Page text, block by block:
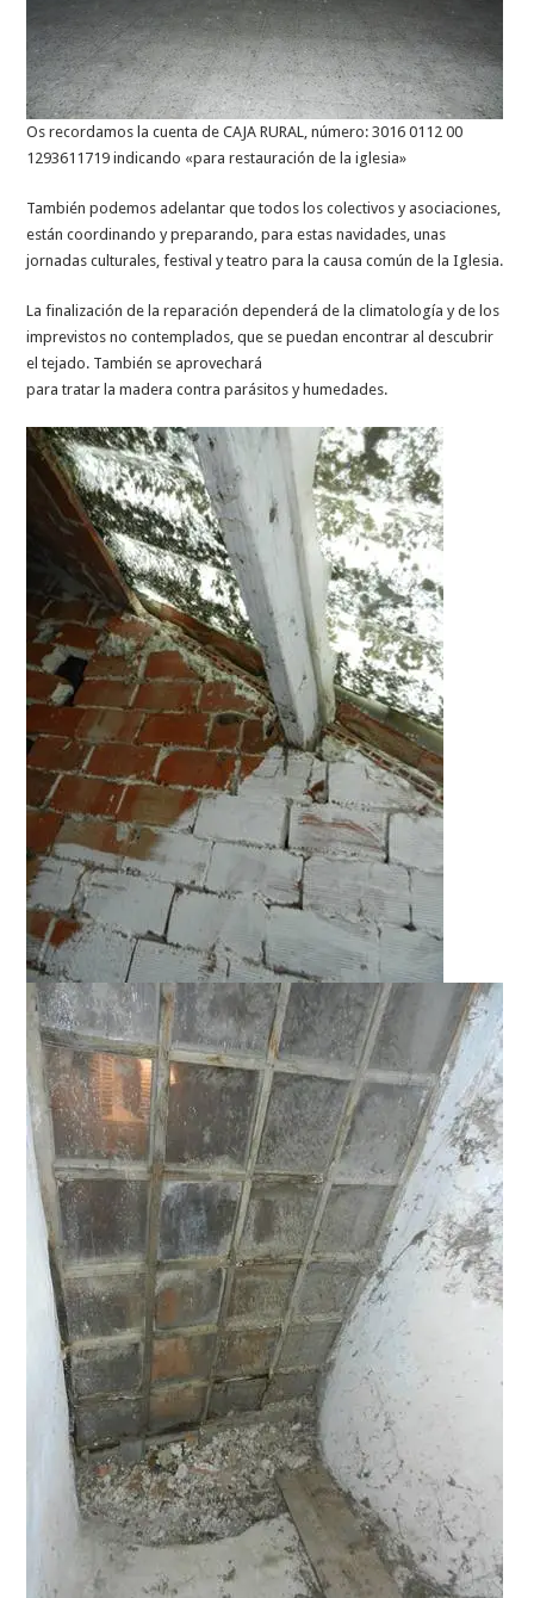
Os recordamos la cuenta de CAJA RURAL, número: 3016 0112 00
1293611719 indicando «para restauración de la iglesia»
También podemos adelantar que todos los colectivos y asociaciones,
están coordinando y preparando, para estas navidades, unas
jornadas culturales, festival y teatro para la causa común de la Iglesia.
La finalización de la reparación dependerá de la climatología y de los
imprevistos no contemplados, que se puedan encontrar al descubrir
el tejado. También se aprovechará
para tratar la madera contra parásitos y humedades.